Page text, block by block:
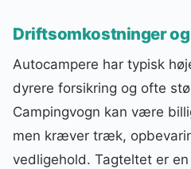
Driftsomkostninger
Autocampere har typisk
dyrere forsikring og ofte
Campingvogn kan være
men kræver træk,
vedligehold. Tagteltet er